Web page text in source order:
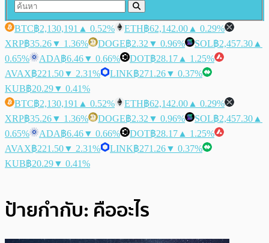
BTC฿2,130,191 ▲ 0.52% ETH฿62,142.00 ▲ 0.29%
XRP฿35.26▼ 1.36% DOGE฿2.32 ▼ 0.96% SOL฿2,457.30 ▲
0.65%
ADA฿6.46▼ 0.66% DOT฿28.17 ▲ 1.25%
AVAX฿221.50▼ 2.31% LINK฿271.26▼ 0.37%
KUB฿20.29▼ 0.41%
BTC฿2,130,191 ▲ 0.52% ETH฿62,142.00 ▲ 0.29%
XRP฿35.26▼ 1.36% DOGE฿2.32 ▼ 0.96% SOL฿2,457.30 ▲
0.65%
ADA฿6.46▼ 0.66% DOT฿28.17 ▲ 1.25%
AVAX฿221.50▼ 2.31% LINK฿271.26▼ 0.37%
KUB฿20.29▼ 0.41%
ป้ายกำกับ: คืออะไร